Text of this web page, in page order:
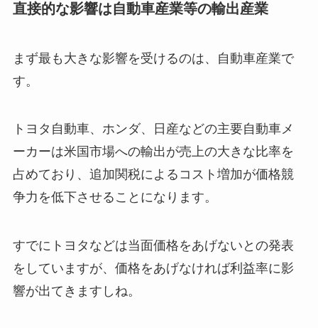
直接的な影響は自動車産業等の輸出産業
まず最も大きな影響を受けるのは、自動車産業で
す。
トヨタ自動車、ホンダ、日産などの主要自動車メ
ーカーは米国市場への輸出が売上の大きな比率を
占めており、追加関税によるコスト増加が価格競
争力を低下させることになります。
すでにトヨタなどは当面価格をあげないとの発表
をしていますが、価格をあげなければ利益率に影
響が出てきますしね。